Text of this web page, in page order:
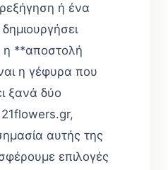
ή ένα
**αποστολή
η γέφυρα που
ξανά δύο
αυτής της
επιλογές